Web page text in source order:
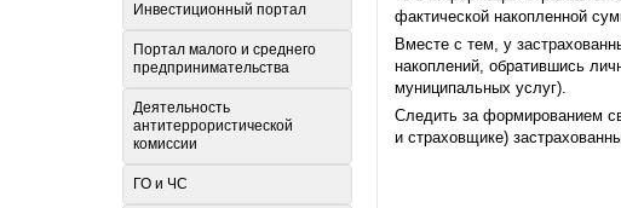
фактической накопленной
Вместе с тем, у
накоплений, обратившись
муниципальных услуг).
Следить за формированием
и страховщике)
Инвестиционный портал
Портал малого и среднего
предпринимательства
Деятельность
антитеррористической
комиссии
ГО и ЧС